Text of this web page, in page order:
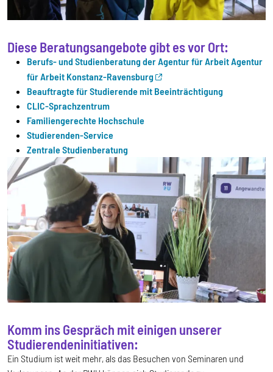
Diese Beratungsangebote gibt es vor Ort:
Berufs- und Studienberatung der Agentur für Arbeit Agentur
für Arbeit Konstanz-Ravensburg
Beauftragte für Studierende mit Beeinträchtigung
CLIC-Sprachzentrum
Familiengerechte Hochschule
Studierenden-Service
Zentrale Studienberatung
Komm ins Gespräch mit einigen unserer
Studierendeninitiativen:
Ein Studium ist weit mehr, als das Besuchen von Seminaren und